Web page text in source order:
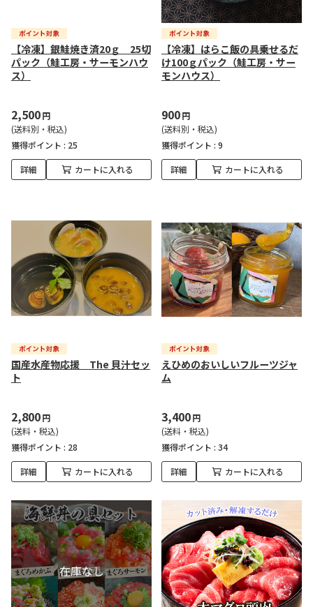
【冷凍】銀鮭焼き済20ｇ 25切
パック（鮭工房・サーモンハウ
ス）
2,500円
(送料別・税込)
獲得ポイント : 25
詳細 カートに入れる
【冷凍】はらこ飯の具乗せるだ
け100ｇパック（鮭工房・サー
モンハウス）
900円
(送料別・税込)
獲得ポイント : 9
詳細 カートに入れる
国産水産物応援 The 貝汁セッ
ト
2,800円
(送料・税込)
獲得ポイント : 28
詳細 カートに入れる
えひめのおいしいフルーツジャ
ム
3,400円
(送料・税込)
獲得ポイント : 34
詳細 カートに入れる